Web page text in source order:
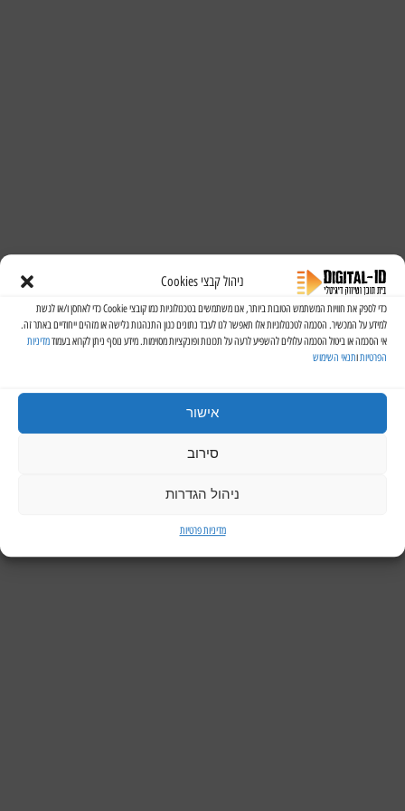
ניהול קבצי Cookies
כדי לספק את חוויות המשתמש הטובות ביותר, אנו משתמשים בטכנולוגיות כמו קובצי Cookie כדי לאחסן ו/או לגשת
למידע על המכשיר. הסכמה לטכנולוגיות אלו תאפשר לנו לעבד נתונים כגון התנהגות גלישה או מזהים ייחודיים באתר זה.
אי הסכמה או ביטול הסכמה עלולים להשפיע לרעה על תכונות ופונקציות מסוימות. מידע נוסף ניתן לקרוא בעמודמדיניות
הפרטיותותנאי השימוש
אישור
סירוב
ניהול הגדרות
מדיניות פרטיות